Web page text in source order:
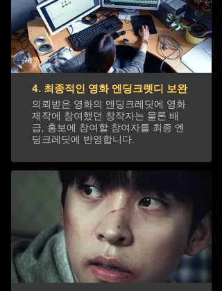
4. 최종적인 영화 엔딩크렛디 보완
의뢰받은 영화의 엔딩크레딧에 영화
제작에 참여했던 창작자는 물론 배
급, 홍보에 참여할 참여자를 최종 엔
딩크레딧에 반영합니다.